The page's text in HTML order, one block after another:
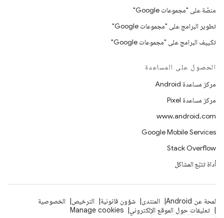
منصّة على "مجموعات Google"
تطوير البرامج على "مجموعات Google"
تكييف البرامج على "مجموعات Google"
الحصول على المساعدة
مركز مساعدة Android
مركز مساعدة Pixel
www.android.com
Google Mobile Services
Stack Overflow
أداة تتبّع المشاكل
لمحة عن Android المنتدى شؤون قانونية الترخيص
الخصوصية
تعليقات حول الموقع الإلكتروني
Manage cookies